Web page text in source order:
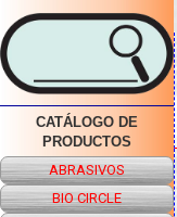
CATÁLOGO DE
PRODUCTOS
ABRASIVOS
BIO CIRCLE